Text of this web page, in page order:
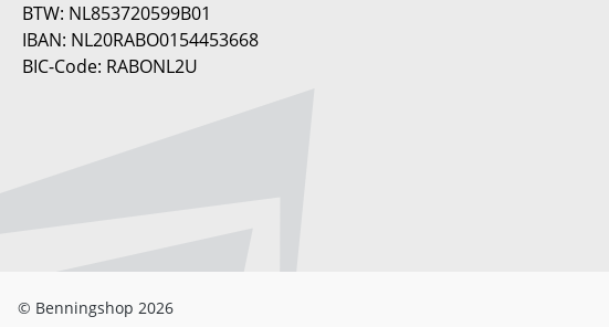
BTW: NL853720599B01
IBAN: NL20RABO0154453668
BIC-Code: RABONL2U
© Benningshop 2026